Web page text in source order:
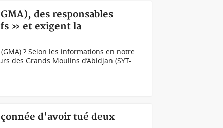
des responsables
» et exigent la
? Selon les informations en notre
des Grands Moulins d’Abidjan (SYT-
d'avoir tué deux